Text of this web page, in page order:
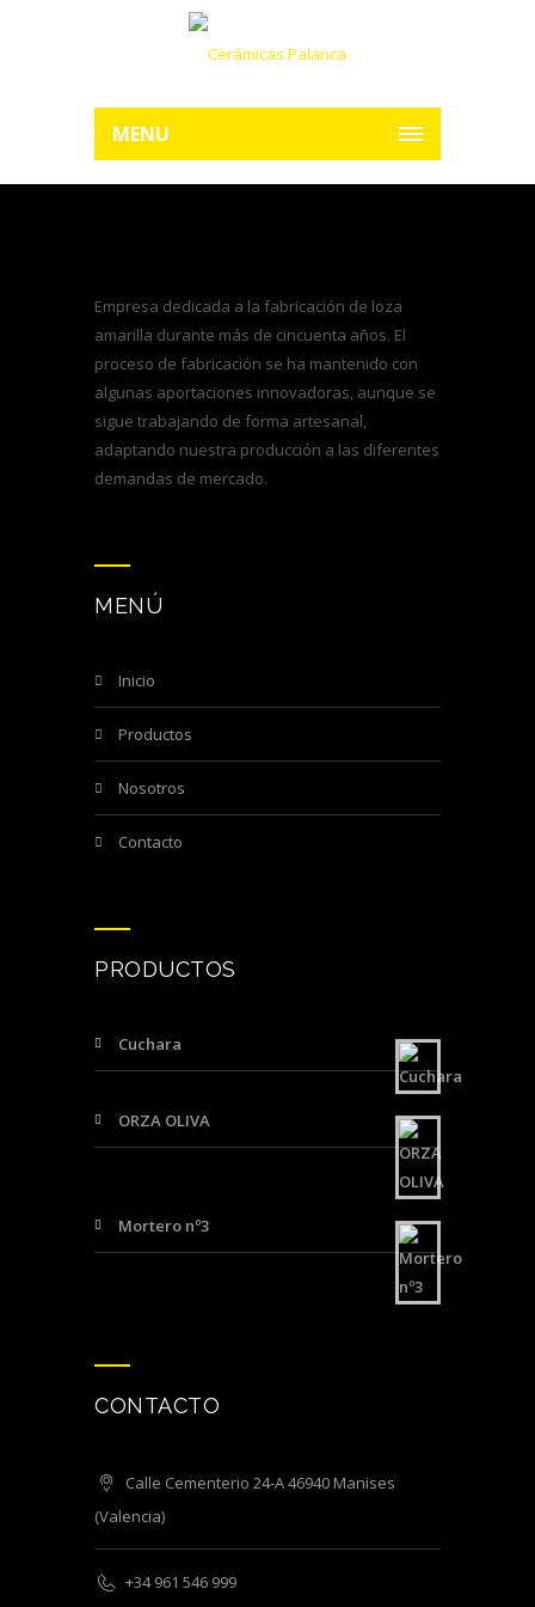
MENU
Empresa dedicada a la fabricación de loza
amarilla durante más de cincuenta años. El
proceso de fabricación se ha mantenido con
algunas aportaciones innovadoras, aunque se
sigue trabajando de forma artesanal,
adaptando nuestra producción a las diferentes
demandas de mercado.
MENÚ
inicio
productos
nosotros
contacto
PRODUCTOS
Cuchara
ORZA OLIVA
Mortero nº3
CONTACTO
Calle Cementerio 24-A 46940 Manises
(Valencia)
+34 961 546 999